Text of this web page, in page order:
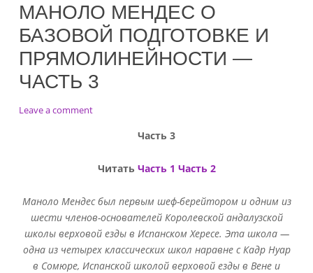
МАНОЛО МЕНДЕС О
БАЗОВОЙ ПОДГОТОВКЕ И
ПРЯМОЛИНЕЙНОСТИ —
ЧАСТЬ 3
Leave a commenton
базовой
и
прямолинейности
Часть
3
Часть 3
Читать Часть 1 Часть 2
Маноло Мендес был первым шеф-берейтором и одним из
шести членов-основателей Королевской андалузской
школы верховой езды в Испанском Хересе. Эта школа —
одна из четырех классических школ наравне с Кадр Нуар
в Сомюре, Испанской школой верховой езды в Вене и